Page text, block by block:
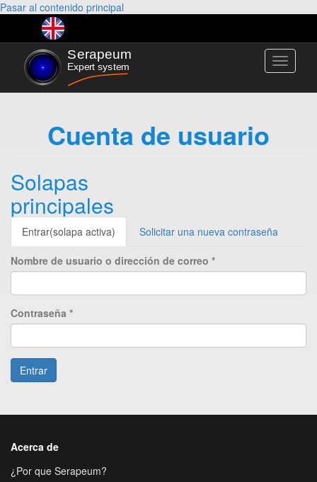
Pasar al contenido principal
Toggle
Cuenta de usuario
Solapas
principales
Entrar(solapa activa) Solicitar una nueva contraseña
Nombre de usuario o dirección de correo *
Contraseña *
Entrar
Acerca de
¿Por que Serapeum?